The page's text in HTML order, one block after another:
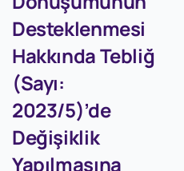
Desteklenmesi
Hakkında Tebliğ
(Sayı:
2023/5)’de
Değişiklik
Yapılmasına